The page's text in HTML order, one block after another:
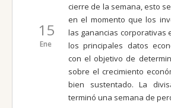
15
Ene
cierre de la semana, esto
en el momento que los
las ganancias corporativas
los principales datos
con el objetivo de
sobre el crecimiento
bien sustentado. La
terminó una semana de